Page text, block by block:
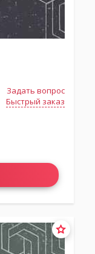
Задать вопрос
Быстрый заказ